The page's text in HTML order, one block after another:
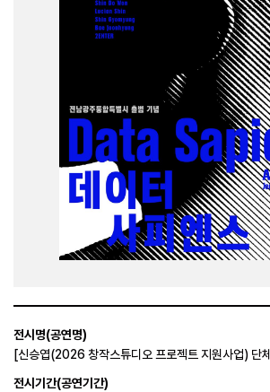
전시명(공연명)
[신승엽(2026 창작스튜디오 프로젝트 지원사업) 단
전시기간(공연기간)